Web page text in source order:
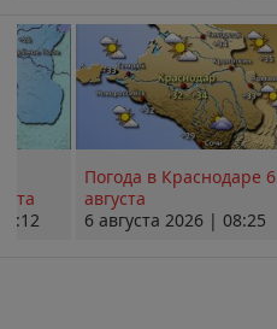
Погода в Краснодаре 6
августа
6 августа 2026 | 08:25